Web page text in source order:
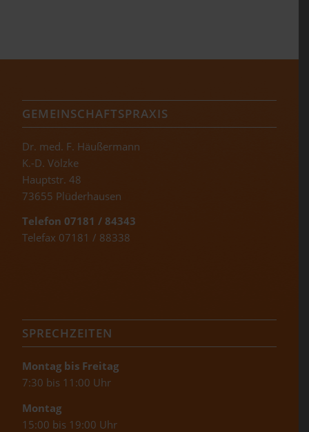
GEMEINSCHAFTSPRAXIS
Dr. med. F. Häußermann
K.-D. Völzke
Hauptstr. 48
73655 Plüderhausen
Telefon 07181 / 84343
Telefax 07181 / 88338
SPRECHZEITEN
Montag bis Freitag
7:30 bis 11:00 Uhr
Montag
15:00 bis 19:00 Uhr